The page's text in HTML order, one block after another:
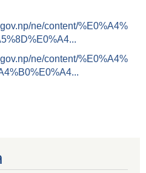
ne/content/%E0%A4%
ne/content/%E0%A4%